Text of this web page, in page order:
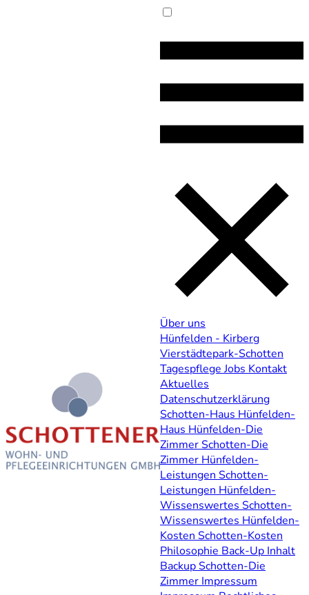
Über uns
Hünfelden - Kirberg
Vierstädtepark-Schotten
TagespflegeJobs Kontakt
Aktuelles
Datenschutzerklärung
Schotten-Haus Hünfelden-
Haus Hünfelden-Die
ZimmerSchotten-Die
Zimmer Hünfelden-
Leistungen Schotten-
Leistungen Hünfelden-
Wissenswertes Schotten-
Wissenswertes Hünfelden-
Kosten Schotten-Kosten
Philosophie Back-Up Inhalt
Backup Schotten-Die
Zimmer Impressum